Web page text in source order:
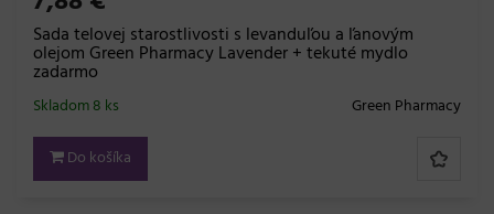
Sada telovej starostlivosti s levanduľou a ľanovým
olejom Green Pharmacy Lavender + tekuté mydlo
zadarmo
Green Pharmacy
Skladom 8 ks
Do košíka